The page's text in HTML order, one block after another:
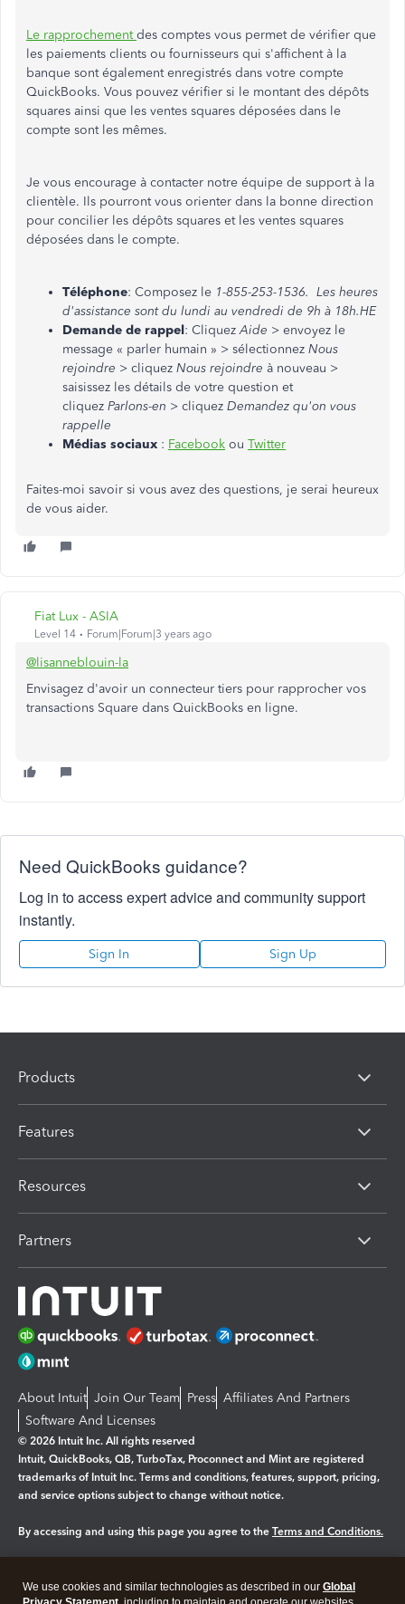
Le rapprochementdes comptes vous permet de vérifier que
les paiements clients ou fournisseurs qui s'affichent à la
banque sont également enregistrés dans votre compte
QuickBooks. Vous pouvez vérifier si le montant des dépôts
squares ainsi que les ventes squares déposées dans le
compte sont les mêmes.
Je vous encourage à contacter notre équipe de support à la
clientèle. Ils pourront vous orienter dans la bonne direction
pour concilier les dépôts squares et les ventes squares
déposées dans le compte.
Téléphone: Composez le 1-855-253-1536. Les heures
d'assistance sont du lundi au vendredi de 9h à 18h.HE
Demande de rappel: CliquezAide > envoyez le
message « parler humain » > sélectionnez Nous
rejoindre > cliquez Nous rejoindre à nouveau >
saisissez les détails de votre question et
cliquez Parlons-en > cliquez Demandez qu'on vous
rappelle
Médias sociaux : Facebook ou Twitter
Faites-moi savoir si vous avez des questions, je serai heureux
de vous aider.
Fiat Lux - ASIA
Level 14 Forum|Forum|3 years ago
@lisanneblouin-la
Envisagez d'avoir un connecteur tiers pour rapprocher vos
transactions Square dans QuickBooks en ligne.
Need QuickBooks guidance?
Log in to access expert advice and community support
instantly.
Sign In Sign Up
Products
Features
Resources
Partners
About Intuit Join Our Team Press Affiliates And Partners
Software And Licenses
© 2026 Intuit Inc. All rights reserved
Intuit, QuickBooks, QB, TurboTax, Proconnect and Mint are registered
trademarks of Intuit Inc. Terms and conditions, features, support, pricing,
and service options subject to change without notice.
By accessing and using this page you agree to the Terms and Conditions.
We use cookies and similar technologies as described in our Global